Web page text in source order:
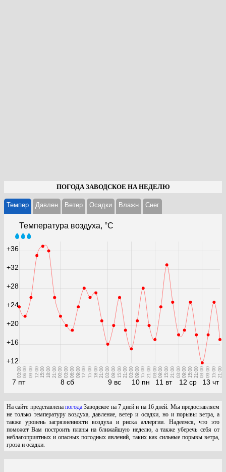
ПОГОДА ЗАВОДСКОЕ НА НЕДЕЛЮ
Темпер Давлен Ветер Осадки Влажн Cнег
Температура воздуха, °С
7 пт
03:0006:00 09:00 12:0015:00 18:00 21:00
8 сб
00:00 03:00 06:00 09:0012:00 15:00 18:0021:00
9 вс
03:00 09:00 15:0021:00
10 пн
03:00 09:0015:00 21:00
11 вт
03:0009:00 15:00 21:00
12 ср
03:0009:00 15:00 21:00
13 чт
03:00 09:00 15:00 21:00
+12
+16
+20
+24
+28
+32
+36
На сайте представлена погодаЗаводское на 7 дней и на 16 дней. Мы предоставляем
не только температуру воздуха, давление, ветер и осадки, но и порывы ветра, а
также уровень загрязненности воздуха и риска аллергии. Надеемся, что это
поможет Вам построить планы на ближайшую неделю, а также уберечь себя от
неблагоприятных и опасных погодных явлений, таких как сильные порывы ветра,
гроза и осадки.